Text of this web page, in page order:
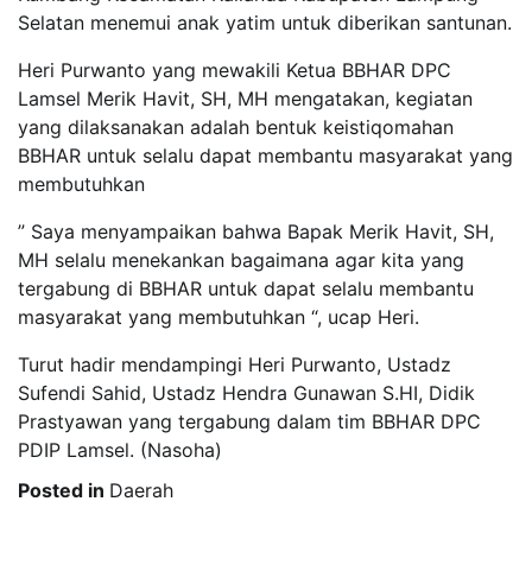
Selatan menemui anak yatim untuk diberikan santunan.
Heri Purwanto yang mewakili Ketua BBHAR DPC
Lamsel Merik Havit, SH, MH mengatakan, kegiatan
yang dilaksanakan adalah bentuk keistiqomahan
BBHAR untuk selalu dapat membantu masyarakat yang
membutuhkan
” Saya menyampaikan bahwa Bapak Merik Havit, SH,
MH selalu menekankan bagaimana agar kita yang
tergabung di BBHAR untuk dapat selalu membantu
masyarakat yang membutuhkan “, ucap Heri.
Turut hadir mendampingi Heri Purwanto, Ustadz
Sufendi Sahid, Ustadz Hendra Gunawan S.HI, Didik
Prastyawan yang tergabung dalam tim BBHAR DPC
PDIP Lamsel. (Nasoha)
Posted in Daerah